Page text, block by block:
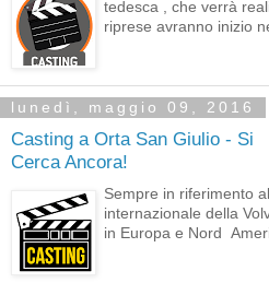
tedesca , che verrà
riprese avranno inizio
lunedì, maggio 09, 2016
Casting a Orta San Giulio - Si
Cerca Ancora!
Sempre in riferimento
internazionale della
in Europa e Nord